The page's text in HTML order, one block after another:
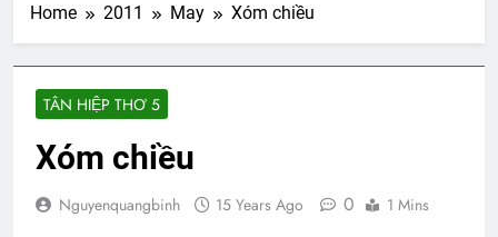
Home 2011 May Xóm chiều
TÂN HIỆP THƠ 5
Xóm chiều
Nguyenquangbinh 15 Years Ago 0 1 Mins